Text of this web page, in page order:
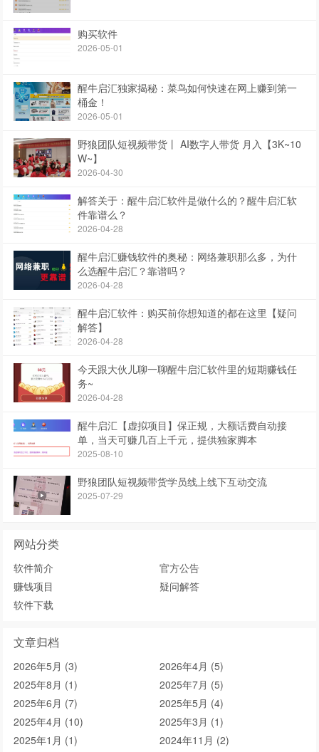
购买软件
2026-05-01
醒牛启汇独家揭秘：菜鸟如何快速在网上赚到第一
桶金！
2026-05-01
野狼团队短视频带货丨 AI数字人带货 月入【3K~10
W~】
2026-04-30
解答关于：醒牛启汇软件是做什么的？醒牛启汇软
件靠谱么？
2026-04-28
醒牛启汇赚钱软件的奥秘：网络兼职那么多，为什
么选醒牛启汇？靠谱吗？
2026-04-28
醒牛启汇软件：购买前你想知道的都在这里【疑问
解答】
2026-04-28
今天跟大伙儿聊一聊醒牛启汇软件里的短期赚钱任
务~
2026-04-28
醒牛启汇【虚拟项目】保正规，大额话费自动接
单，当天可赚几百上千元，提供独家脚本
2025-08-10
野狼团队短视频带货学员线上线下互动交流
2025-07-29
网站分类
软件简介
官方公告
赚钱项目
疑问解答
软件下载
文章归档
2026年5月 (3)
2026年4月 (5)
2025年8月 (1)
2025年7月 (5)
2025年6月 (7)
2025年5月 (4)
2025年4月 (10)
2025年3月 (1)
2025年1月 (1)
2024年11月 (2)